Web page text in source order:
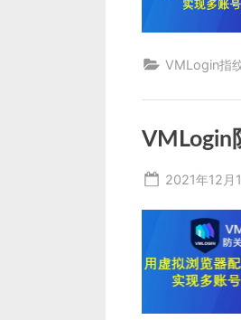
VMLogin指
VMLogin
Posted
2021年12月